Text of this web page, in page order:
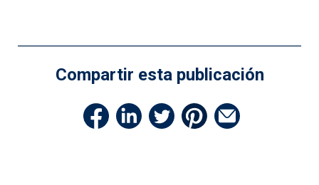
Compartir esta publicación